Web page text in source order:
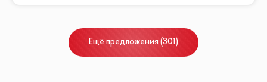
Ещё предложения (301)